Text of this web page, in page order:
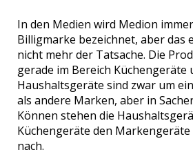
In den Medien wird Medion
Billigmarke bezeichnet, aber das
nicht mehr der Tatsache. Die
gerade im Bereich Küchengeräte
Haushaltsgeräte sind zwar um
als andere Marken, aber in
Können stehen die
Küchengeräte den
nach.